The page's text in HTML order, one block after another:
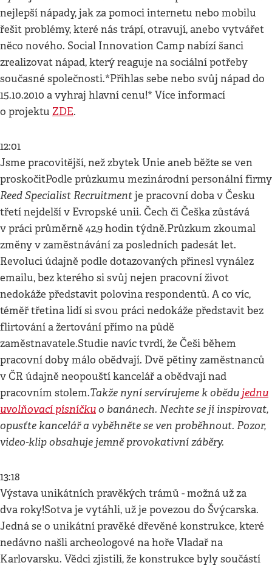
nejlepší nápady, jak za pomoci internetu nebo mobilu
řešit problémy, které nás trápí, otravují, anebo vytvářet
něco nového. Social Innovation Camp nabízí šanci
zrealizovat nápad, který reaguje na sociální potřeby
současné společnosti.*Přihlas sebe nebo svůj nápad do
15.10.2010 a vyhraj hlavní cenu!* Více informací
o projektu ZDE.
12:01
Jsme pracovitější, než zbytek Unie aneb běžte se ven
proskočitPodle průzkumu mezinárodní personální firmy
Reed Specialist Recruitmentje pracovní doba v Česku
třetí nejdelší v Evropské unii. Čech či Češka zůstává
v práci průměrně 42,9 hodin týdně.Průzkum zkoumal
změny v zaměstnávání za posledních padesát let.
Revoluci údajně podle dotazovaných přinesl vynález
emailu, bez kterého si svůj nejen pracovní život
nedokáže představit polovina respondentů. A co víc,
téměř třetina lidí si svou práci nedokáže představit bez
flirtování a žertování přímo na půdě
zaměstnavatele.Studie navíc tvrdí, že Češi během
pracovní doby málo obědvají. Dvě pětiny zaměstnanců
v ČR údajně neopouští kancelář a obědvají nad
pracovním stolem.Takže nyní servírujeme k obědu jednu
uvolňovací písníčkuo banánech. Nechte se jí inspirovat,
opusťte kancelář a vyběhněte se ven proběhnout. Pozor,
video-klip obsahuje jemně provokativní záběry.
13:18
Výstava unikátních pravěkých trámů - možná už za
dva roky!Sotva je vytáhli, už je povezou do Švýcarska.
Jedná se o unikátní pravěké dřevěné konstrukce, které
nedávno našli archeologové na hoře Vladař na
Karlovarsku. Vědci zjistili, že konstrukce byly součástí